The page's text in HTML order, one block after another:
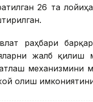
26 та
раҳбари
жалб қилиш
механизмини
олиш